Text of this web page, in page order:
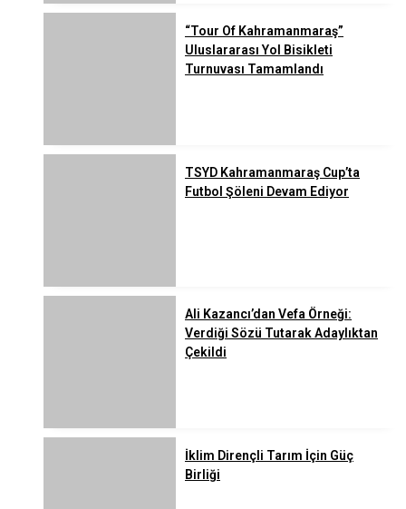
“Tour Of Kahramanmaraş”
Uluslararası Yol Bisikleti
Turnuvası Tamamlandı
TSYD Kahramanmaraş Cup’ta
Futbol Şöleni Devam Ediyor
Ali Kazancı’dan Vefa Örneği:
Verdiği Sözü Tutarak Adaylıktan
Çekildi
İklim Dirençli Tarım İçin Güç
Birliği